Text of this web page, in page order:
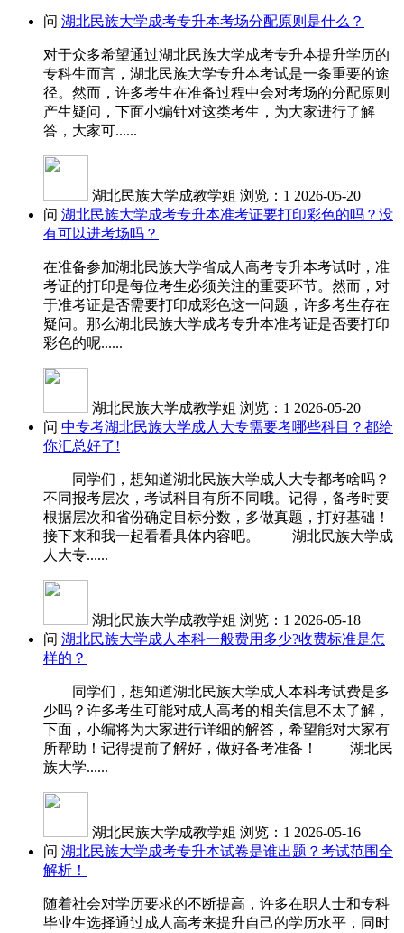
问 湖北民族大学成考专升本考场分配原则是什么？
对于众多希望通过湖北民族大学成考专升本提升学历的
专科生而言，湖北民族大学专升本考试是一条重要的途
径。然而，许多考生在准备过程中会对考场的分配原则
产生疑问，下面小编针对这类考生，为大家进行了解
答，大家可......
湖北民族大学成教学姐 浏览：1 2026-05-20
问 湖北民族大学成考专升本准考证要打印彩色的吗？没
有可以进考场吗？
在准备参加湖北民族大学省成人高考专升本考试时，准
考证的打印是每位考生必须关注的重要环节。然而，对
于准考证是否需要打印成彩色这一问题，许多考生存在
疑问。那么湖北民族大学成考专升本准考证是否要打印
彩色的呢......
湖北民族大学成教学姐 浏览：1 2026-05-20
问 中专考湖北民族大学成人大专需要考哪些科目？都给
你汇总好了!
同学们，想知道湖北民族大学成人大专都考啥吗？
不同报考层次，考试科目有所不同哦。记得，备考时要
根据层次和省份确定目标分数，多做真题，打好基础！
接下来和我一起看看具体内容吧。 湖北民族大学成
人大专......
湖北民族大学成教学姐 浏览：1 2026-05-18
问 湖北民族大学成人本科一般费用多少?收费标准是怎
样的？
同学们，想知道湖北民族大学成人本科考试费是多
少吗？许多考生可能对成人高考的相关信息不太了解，
下面，小编将为大家进行详细的解答，希望能对大家有
所帮助！记得提前了解好，做好备考准备！ 湖北民
族大学......
湖北民族大学成教学姐 浏览：1 2026-05-16
问 湖北民族大学成考专升本试卷是谁出题？考试范围全
解析！
随着社会对学历要求的不断提高，许多在职人士和专科
毕业生选择通过成人高考来提升自己的学历水平，同时